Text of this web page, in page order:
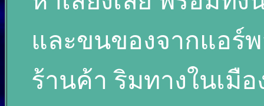
และขนของจากแอร์พ
ร้านค้า ริมทางในเมื